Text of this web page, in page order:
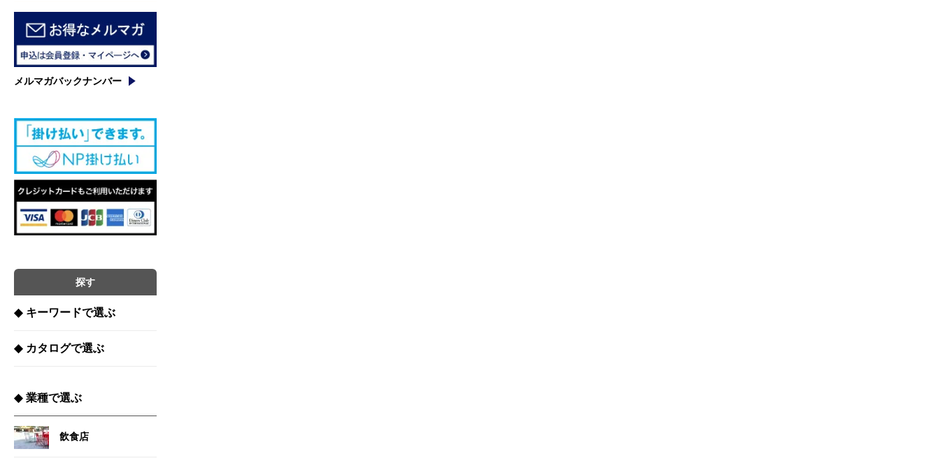
メルマガバックナンバー
探す
◆ キーワードで選ぶ
◆ カタログで選ぶ
◆ 業種で選ぶ
飲食店